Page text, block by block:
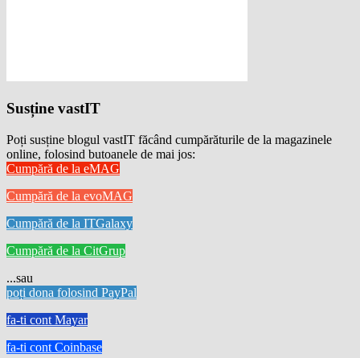
Susține vastIT
Poți susține blogul vastIT făcând cumpărăturile de la magazinele
online, folosind butoanele de mai jos:
Cumpără de la eMAG
Cumpără de la evoMAG
Cumpără de la ITGalaxy
Cumpără de la CitGrup
...sau
poți dona folosind PayPal
fa-ti cont Mayar
fa-ti cont Coinbase